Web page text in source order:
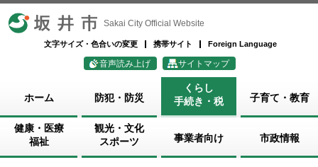
坂井市 Sakai City Official Website
文字サイズ・色合いの変更 携帯サイト Foreign Language
音声読み上げ サイトマップ
ホーム 防犯・防災
くらし
手続き・税
子育て・教育
健康・医療
福祉
観光・文化
スポーツ
事業者向け 市政情報